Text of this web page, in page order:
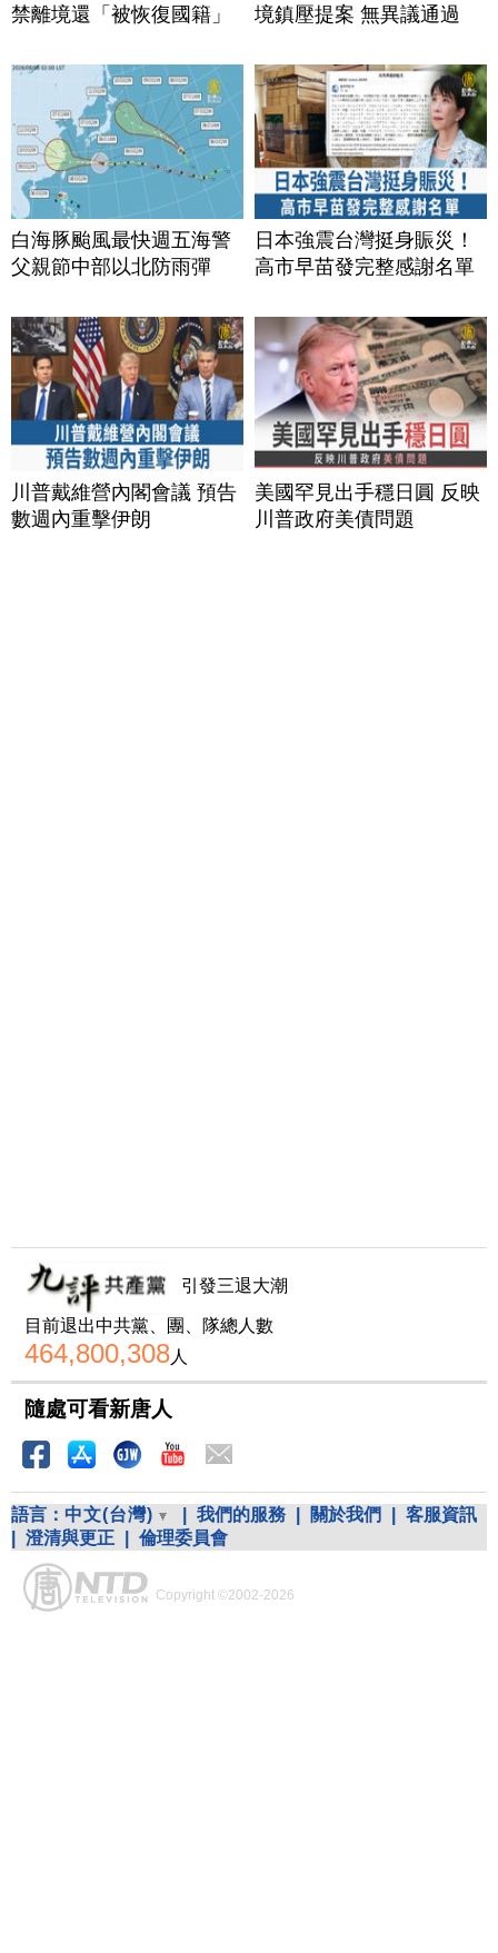
禁離境還「被恢復國籍」
境鎮壓提案 無異議通過
白海豚颱風最快週五海警
父親節中部以北防雨彈
日本強震台灣挺身賑災！
高市早苗發完整感謝名單
川普戴維營內閣會議 預告
數週內重擊伊朗
美國罕見出手穩日圓 反映
川普政府美債問題
引發三退大潮
目前退出中共黨、團、隊總人數
464,800,308人
隨處可看新唐人
語言： 中文(台灣) 我們的服務 關於我們
客服資訊
澄清與更正 倫理委員會
Copyright ©2002-2026